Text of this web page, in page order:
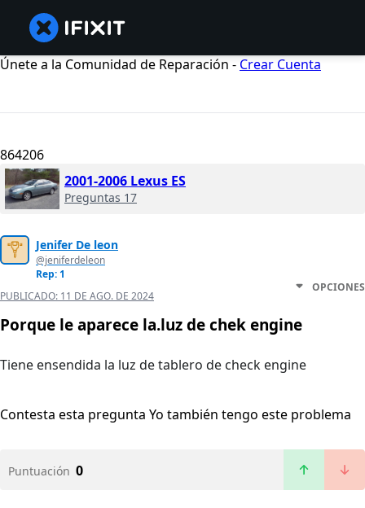
Únete a la Comunidad de Reparación - Crear Cuenta
864206
2001-2006 Lexus ES
Preguntas 17
Jenifer De leon
@jeniferdeleon
Rep: 1
PUBLICADO: 11 DE AGO. DE 2024
OPCIONES
Porque le aparece la.luz de chek engine
Tiene ensendida la luz de tablero de check engine
Contesta esta pregunta Yo también tengo este problema
Puntuación 0